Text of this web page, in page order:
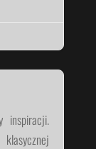
inspiracji.